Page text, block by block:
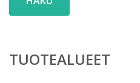
TUOTEALUEET